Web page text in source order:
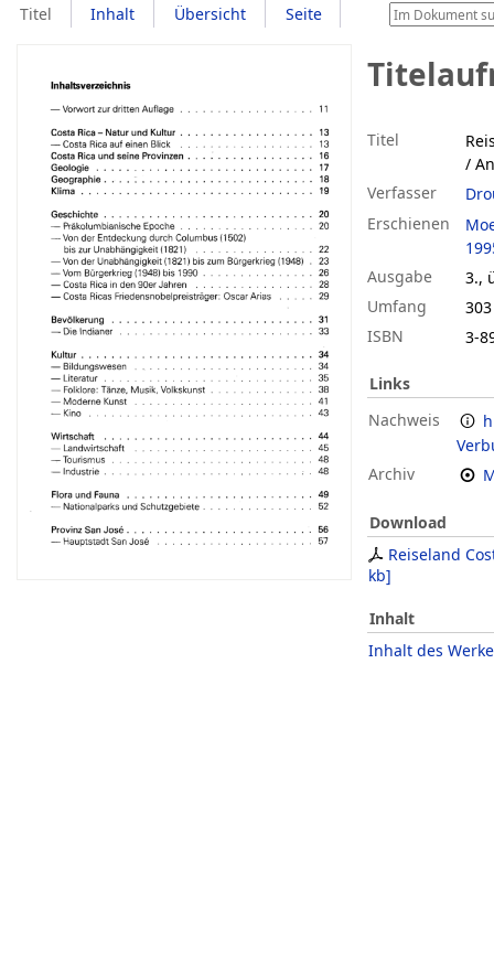
Titel Inhalt Übersicht Seite
Titel
/
Verfasser
Erschienen
Ausgabe
3.,
Umfang
ISBN
3-
Links
Nachweis
Archiv
Download
Reiseland
kb]
Inhalt
Inhalt des